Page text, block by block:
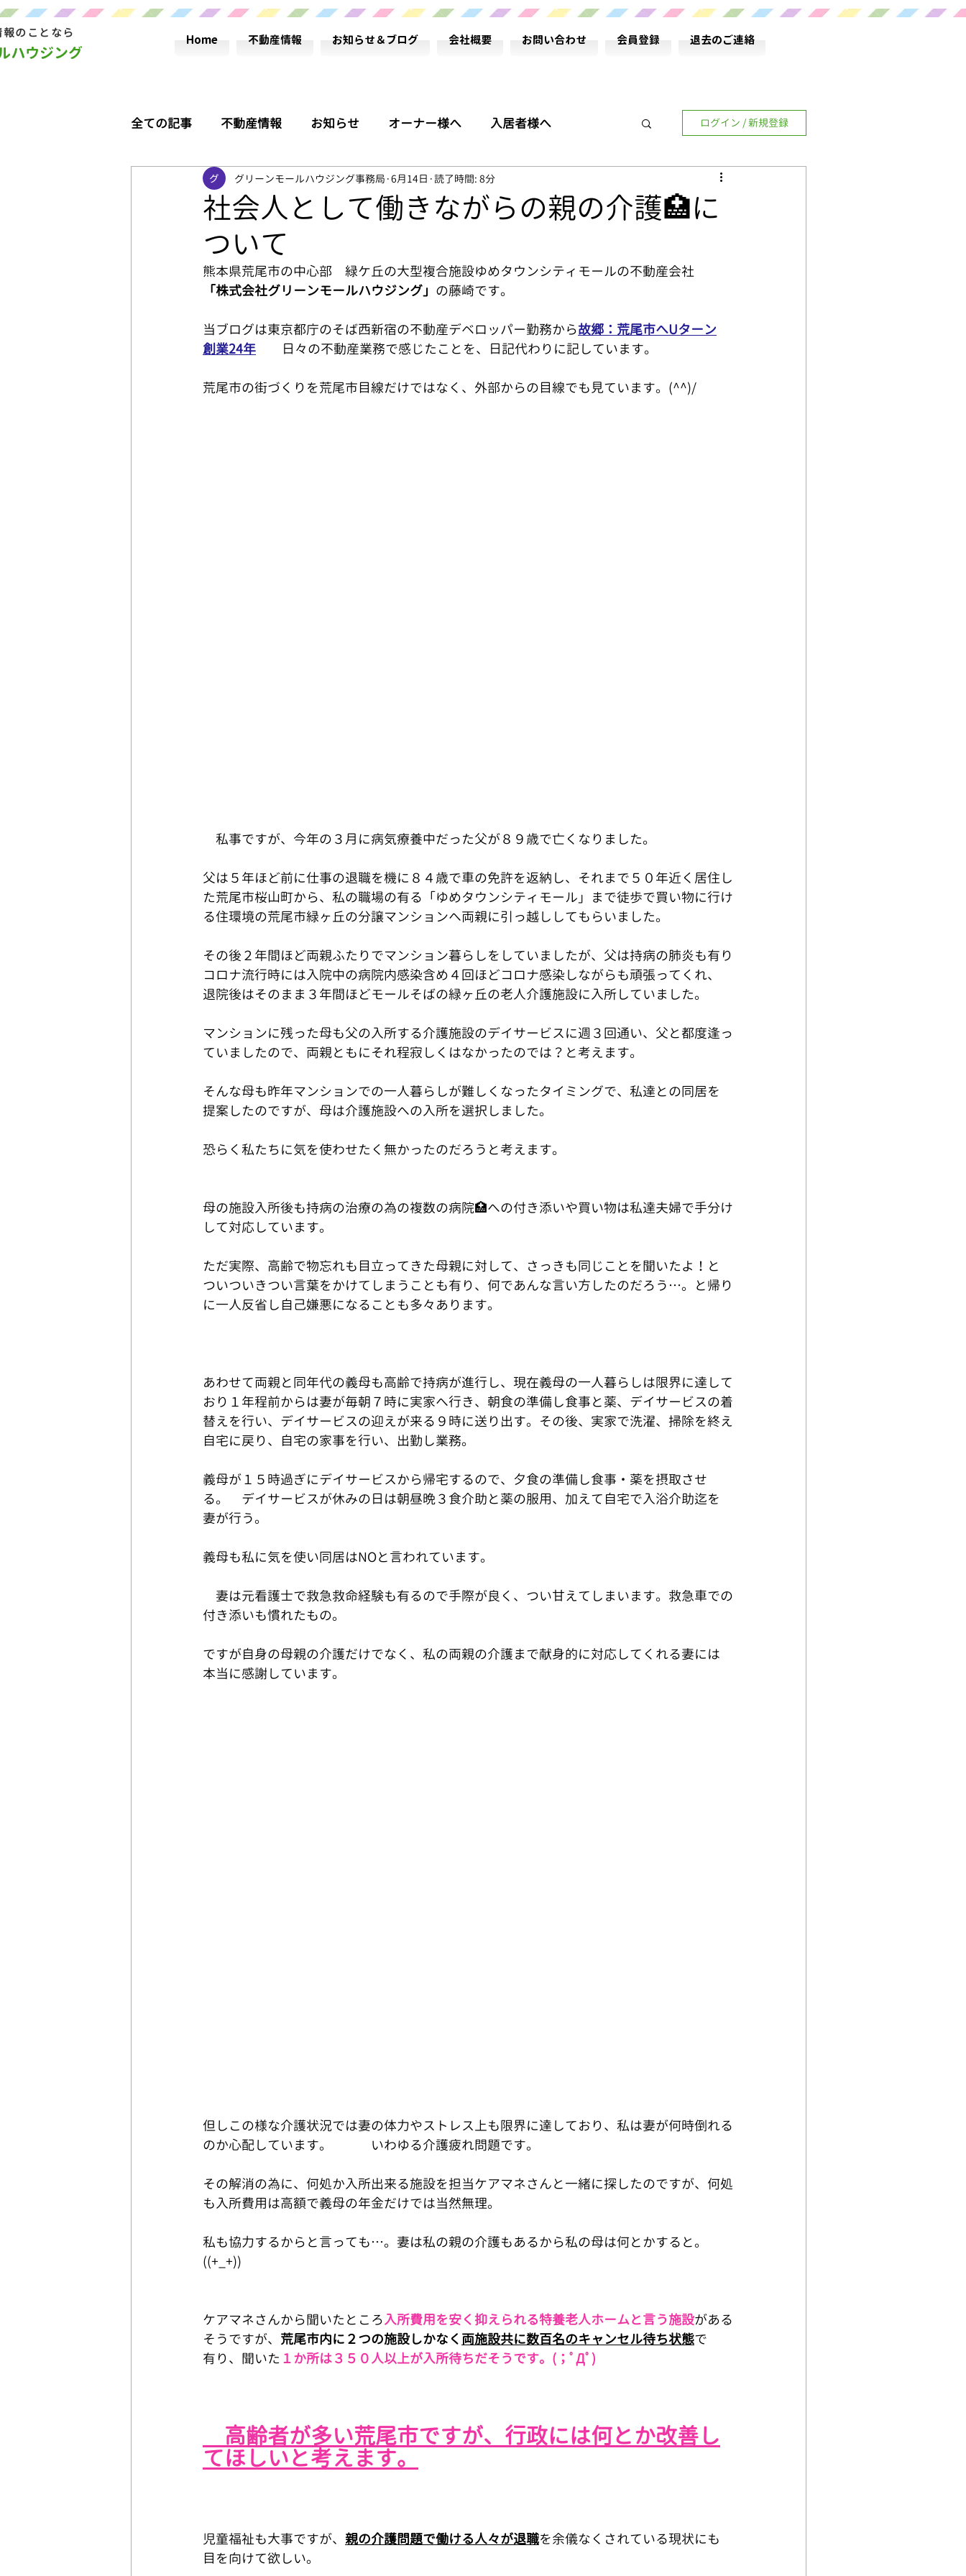
のことなら
ハウジング
Home 不動産情報 お知らせ＆ブログ 会社概要 お問い合わせ 会員登録 退去のご連絡
全ての記事 不動産情報 お知らせ オーナー様へ 入居者様へ
荒尾おすすめ情報 コラム 代表 藤崎のコラム
失敗しない不動産の買い方！
グリーンモールハウシング営業部課長 宮坂のブログ
グリーンモールハウシング営業部 小柳のブログ
ログイン / 新規登録
社会人として働きながらの親の介護🏥に
ついて
グリーンモールハウジング事務局 6月14日 読了時間: 8分
熊本県荒尾市の中心部　緑ケ丘の大型複合施設ゆめタウンシティモールの不動産会社
「株式会社グリーンモールハウジング」 の藤崎です。
当ブログは東京都庁のそば西新宿の不動産デベロッパー勤務から故郷：荒尾市へUターン
創業24年 日々の不動産業務で感じたことを、日記代わりに記しています。
荒尾市の街づくりを荒尾市目線だけではなく、外部からの目線でも見ています。(^^)/
私事ですが、今年の３月に病気療養中だった父が８９歳で亡くなりました。
父は５年ほど前に仕事の退職を機に８４歳で車の免許を返納し、それまで５０年近く居住し
た荒尾市桜山町から、私の職場の有る「ゆめタウンシティモール」まで徒歩で買い物に行け
る住環境の荒尾市緑ヶ丘の分譲マンションへ両親に引っ越ししてもらいました。
その後２年間ほど両親ふたりでマンション暮らしをしていましたが、父は持病の肺炎も有り
コロナ流行時には入院中の病院内感染含め４回ほどコロナ感染しながらも頑張ってくれ、
退院後はそのまま３年間ほどモールそばの緑ヶ丘の老人介護施設に入所していました。
マンションに残った母も父の入所する介護施設のデイサービスに週３回通い、父と都度逢っ
ていましたので、両親ともにそれ程寂しくはなかったのでは？と考えます。
そんな母も昨年マンションでの一人暮らしが難しくなったタイミングで、私達との同居を
提案したのですが、母は介護施設への入所を選択しました。
恐らく私たちに気を使わせたく無かったのだろうと考えます。
母の施設入所後も持病の治療の為の複数の病院🏥への付き添いや買い物は私達夫婦で手分け
して対応しています。
ただ実際、高齢で物忘れも目立ってきた母親に対して、さっきも同じことを聞いたよ！と
ついついきつい言葉をかけてしまうことも有り、何であんな言い方したのだろう…。と帰り
に一人反省し自己嫌悪になることも多々あります。
あわせて両親と同年代の義母も高齢で持病が進行し、現在義母の一人暮らしは限界に達して
おり１年程前からは妻が毎朝７時に実家へ行き、朝食の準備し食事と薬、デイサービスの着
替えを行い、デイサービスの迎えが来る９時に送り出す。その後、実家で洗濯、掃除を終え
自宅に戻り、自宅の家事を行い、出勤し業務。
義母が１５時過ぎにデイサービスから帰宅するので、夕食の準備し食事・薬を摂取させ
る。　デイサービスが休みの日は朝昼晩３食介助と薬の服用、加えて自宅で入浴介助迄を
妻が行う。
義母も私に気を使い同居はNOと言われています。
妻は元看護士で救急救命経験も有るので手際が良く、つい甘えてしまいます。救急車での
付き添いも慣れたもの。
ですが自身の母親の介護だけでなく、私の両親の介護まで献身的に対応してくれる妻には
本当に感謝しています。
但しこの様な介護状況では妻の体力やストレス上も限界に達しており、私は妻が何時倒れる
のか心配しています。　　　いわゆる介護疲れ問題です。
その解消の為に、何処か入所出来る施設を担当ケアマネさんと一緒に探したのですが、何処
も入所費用は高額で義母の年金だけでは当然無理。
私も協力するからと言っても…。妻は私の親の介護もあるから私の母は何とかすると。
((+_+))
ケアマネさんから聞いたところ入所費用を安く抑えられる特養老人ホームと言う施設がある
そうですが、 荒尾市内に２つの施設しかなく 両施設共に数百名のキャンセル待ち状態で
有り、聞いた １か所は３５０人以上が入所待ちだそうです。(；ﾟДﾟ)
高齢者が多い荒尾市ですが、行政には何とか改善し
てほしいと考えます。
児童福祉も大事ですが、 親の介護問題で働ける人々が退職を余儀なくされている現状にも
目を向けて欲しい。